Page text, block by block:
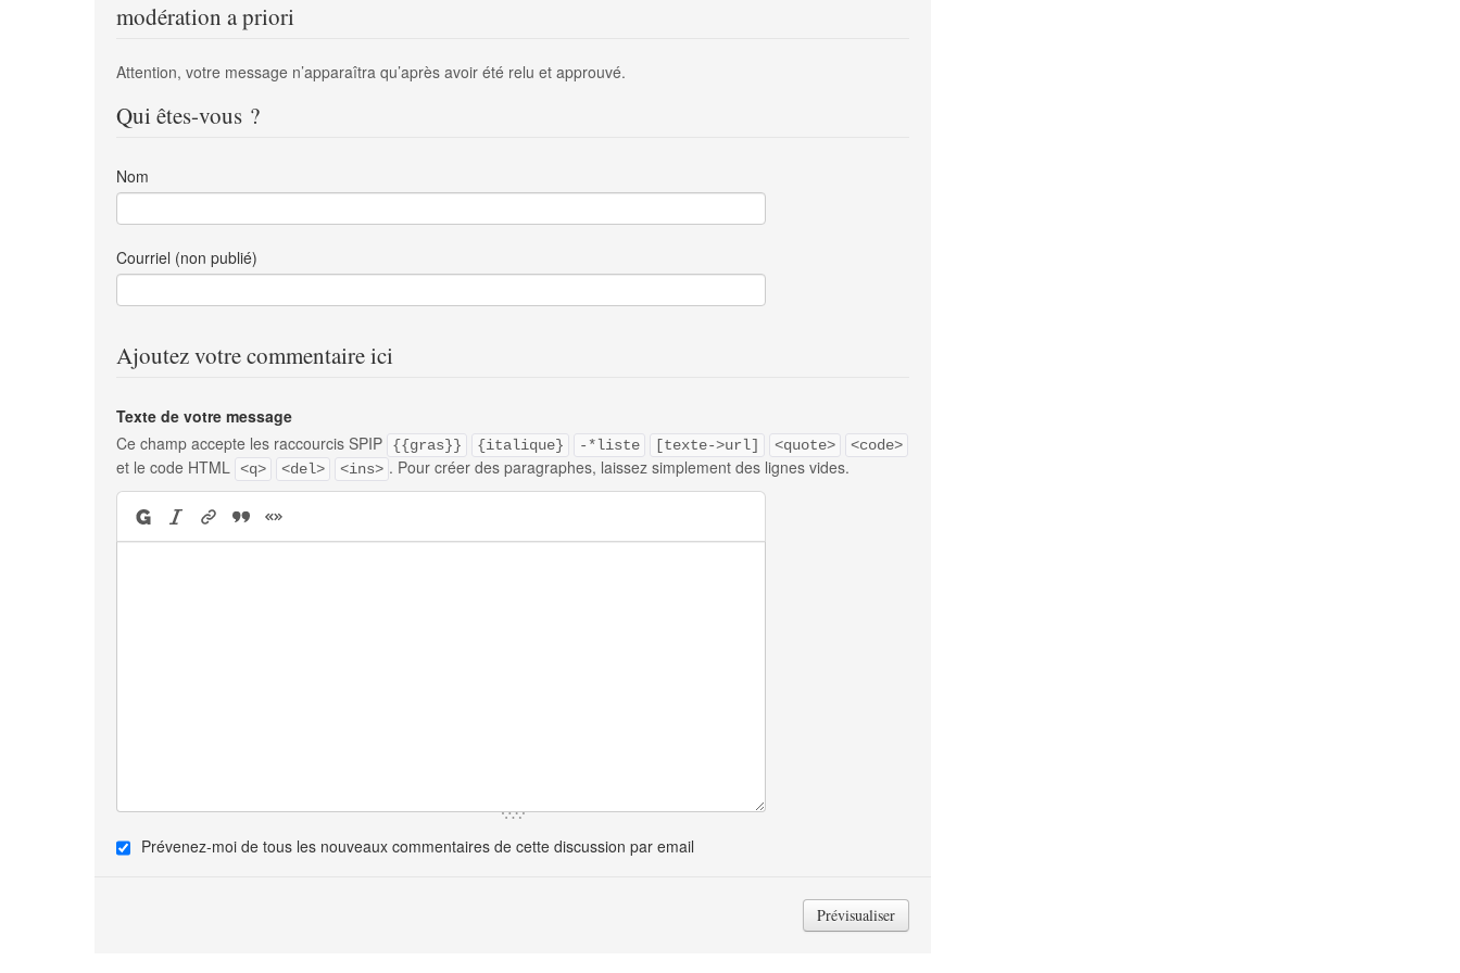
modération a priori
Attention, votre message n’apparaîtra qu’après avoir été relu et approuvé.
Qui êtes-vous ?
Nom
Courriel (non publié)
Ajoutez votre commentaire ici
Texte de votre message
Ce champ accepte les raccourcis SPIP
{{gras}} {italique} -*liste [texte->url] <quote> <code>
et le code HTML <q> <del> <ins> . Pour créer des paragraphes, laissez simplement des lignes vides.
Prévenez-moi de tous les nouveaux commentaires de cette discussion par email